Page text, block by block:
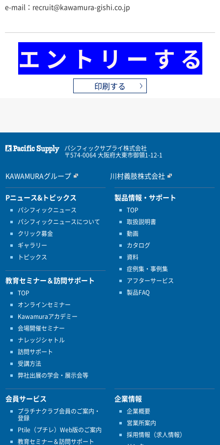
e-mail：recruit@kawamura-gishi.co.jp
エ ン ト リ ー す る
印刷する
パシフィックサプライ株式会社
〒574-0064 大阪府大東市御領1-12-1
KAWAMURAグループ 川村義肢株式会社
Pニュース&トピックス
パシフィックニュース
パシフィックニュースについて
クリック募金
ギャラリー
トピックス
教育セミナー＆訪問サポート
TOP
オンラインセミナー
Kawamuraアカデミー
会場開催セミナー
ナレッジシャトル
訪問サポート
受講方法
弊社出展の学会・展示会等
製品情報・サポート
TOP
取扱説明書
動画
カタログ
資料
症例集・事例集
アフターサービス
製品FAQ
会員サービス
プラチナクラブ会員のご案内・
登録
Ptile（プチレ）Web版のご案内
教育セミナー＆訪問サポート
企業情報
企業概要
営業所案内
採用情報（求人情報）